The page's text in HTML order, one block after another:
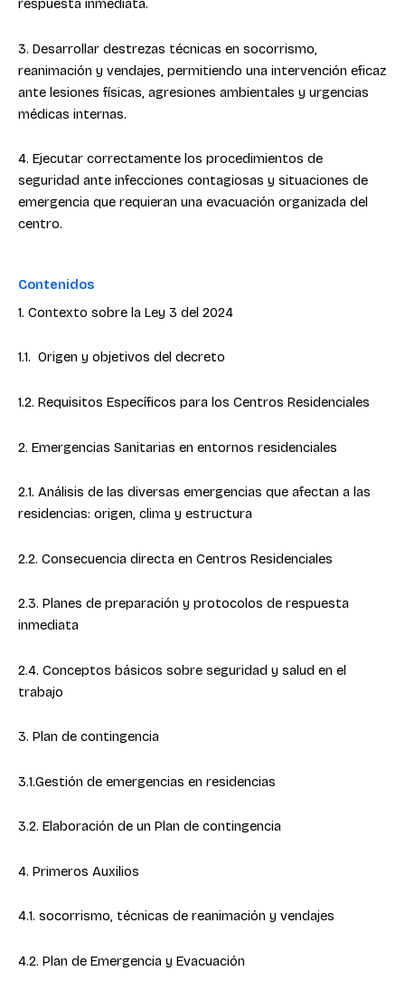
respuesta inmediata.
3. Desarrollar destrezas técnicas en socorrismo,
reanimación y vendajes, permitiendo una intervención eficaz
ante lesiones físicas, agresiones ambientales y urgencias
médicas internas.
4. Ejecutar correctamente los procedimientos de
seguridad ante infecciones contagiosas y situaciones de
emergencia que requieran una evacuación organizada del
centro.
Contenidos
1. Contexto sobre la Ley 3 del 2024
1.1. Origen y objetivos del decreto
1.2. Requisitos Específicos para los Centros Residenciales
2. Emergencias Sanitarias en entornos residenciales
2.1. Análisis de las diversas emergencias que afectan a las
residencias: origen, clima y estructura
2.2. Consecuencia directa en Centros Residenciales
2.3. Planes de preparación y protocolos de respuesta
inmediata
2.4. Conceptos básicos sobre seguridad y salud en el
trabajo
3. Plan de contingencia
3.1.Gestión de emergencias en residencias
3.2. Elaboración de un Plan de contingencia
4. Primeros Auxilios
4.1. socorrismo, técnicas de reanimación y vendajes
4.2. Plan de Emergencia y Evacuación